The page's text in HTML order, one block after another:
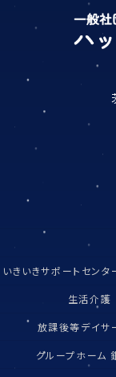
いきいきサポートセン
生活介護
放課後等デイサ
グループホーム